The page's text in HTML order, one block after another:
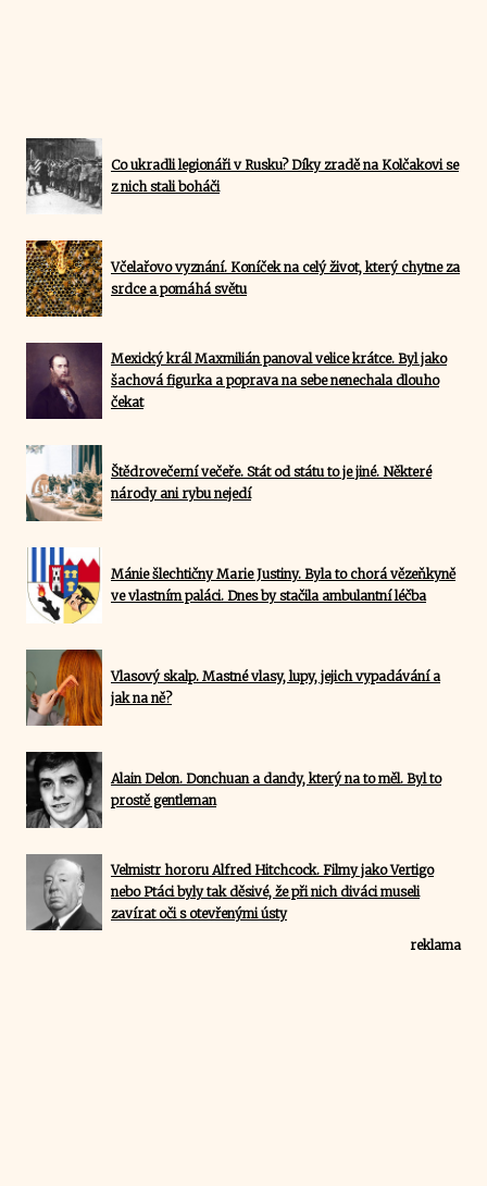
Co ukradli legionáři v Rusku? Díky zradě na Kolčakovi se
z nich stali boháči
Včelařovo vyznání. Koníček na celý život, který chytne za
srdce a pomáhá světu
Mexický král Maxmilián panoval velice krátce. Byl jako
šachová figurka a poprava na sebe nenechala dlouho
čekat
Štědrovečerní večeře. Stát od státu to je jiné. Některé
národy ani rybu nejedí
Mánie šlechtičny Marie Justiny. Byla to chorá vězeňkyně
ve vlastním paláci. Dnes by stačila ambulantní léčba
Vlasový skalp. Mastné vlasy, lupy, jejich vypadávání a
jak na ně?
Alain Delon. Donchuan a dandy, který na to měl. Byl to
prostě gentleman
Velmistr hororu Alfred Hitchcock. Filmy jako Vertigo
nebo Ptáci byly tak děsivé, že při nich diváci museli
zavírat oči s otevřenými ústy
reklama